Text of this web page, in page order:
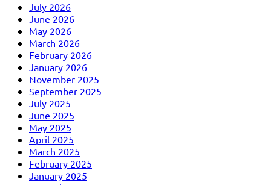
July 2026
June 2026
May 2026
March 2026
February 2026
January 2026
November 2025
September 2025
July 2025
June 2025
May 2025
April 2025
March 2025
February 2025
January 2025